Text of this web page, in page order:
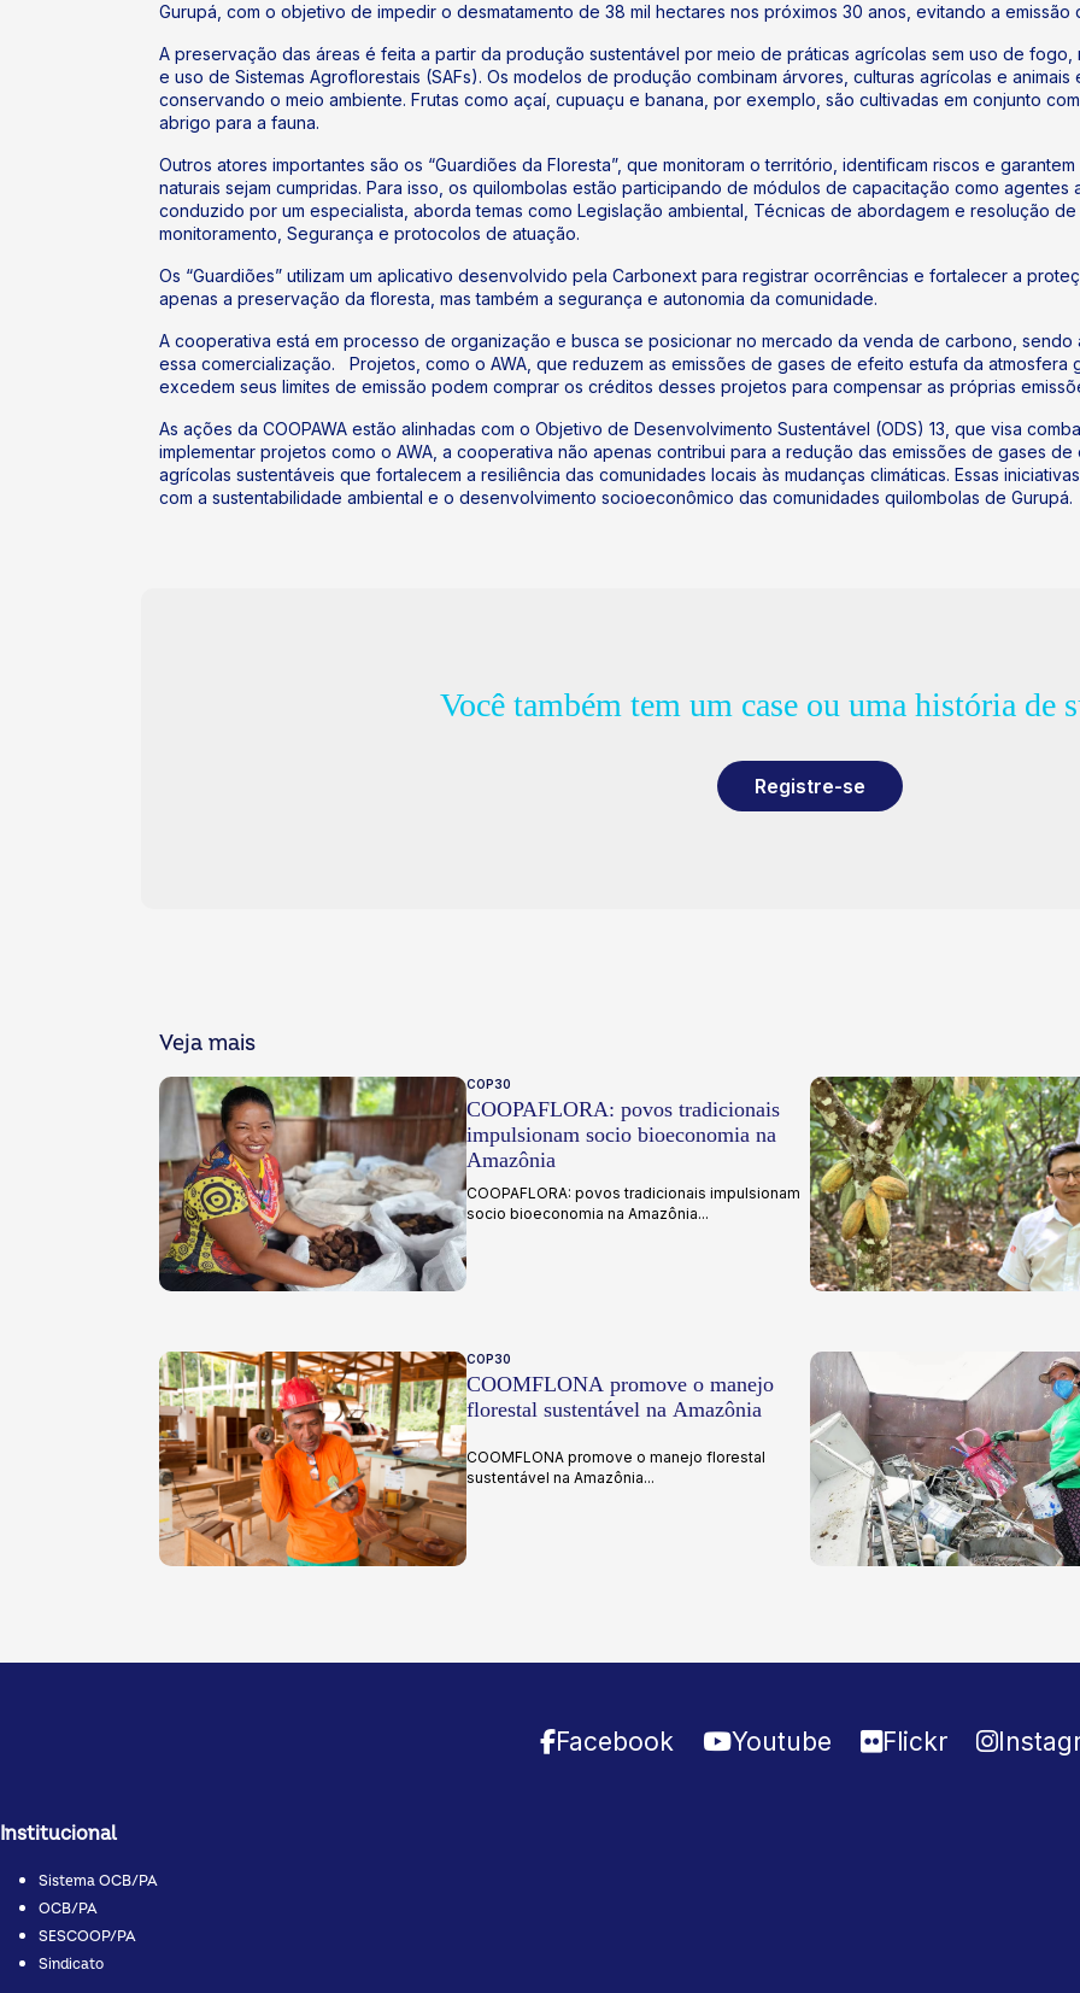
Gurupá, com o objetivo de impedir o desmatamento de 38 mil hectares nos próximos 30 anos, evitando a
A preservação das áreas é feita a partir da produção sustentável por meio de práticas agrícolas sem uso de
e uso de Sistemas Agroflorestais (SAFs). Os modelos de produção combinam árvores, culturas agrícolas e
conservando o meio ambiente. Frutas como açaí, cupuaçu e banana, por exemplo, são cultivadas em conjunto
abrigo para a fauna.
Outros atores importantes são os “Guardiões da Floresta”, que monitoram o território, identificam riscos e
naturais sejam cumpridas. Para isso, os quilombolas estão participando de módulos de capacitação como agentes
conduzido por um especialista, aborda temas como Legislação ambiental, Técnicas de abordagem e resolução
monitoramento, Segurança e protocolos de atuação.
Os “Guardiões” utilizam um aplicativo desenvolvido pela Carbonext para registrar ocorrências e fortalecer a
apenas a preservação da floresta, mas também a segurança e autonomia da comunidade.
A cooperativa está em processo de organização e busca se posicionar no mercado da venda de carbono,
essa comercialização. Projetos, como o AWA, que reduzem as emissões de gases de efeito estufa da atmosfera
excedem seus limites de emissão podem comprar os créditos desses projetos para compensar as próprias
As ações da COOPAWA estão alinhadas com o Objetivo de Desenvolvimento Sustentável (ODS) 13, que visa
implementar projetos como o AWA, a cooperativa não apenas contribui para a redução das emissões de gases
agrícolas sustentáveis que fortalecem a resiliência das comunidades locais às mudanças climáticas. Essas
com a sustentabilidade ambiental e o desenvolvimento socioeconômico das comunidades quilombolas de Gurupá.
Você também tem um case ou uma história de
Registre-se
Veja mais
COP30
COOPAFLORA: povos tradicionais
impulsionam socio bioeconomia na
Amazônia
COOPAFLORA: povos tradicionais impulsionam
socio bioeconomia na Amazônia...
COP30
COOMFLONA promove o manejo
florestal sustentável na Amazônia
COOMFLONA promove o manejo florestal
sustentável na Amazônia...
Facebook Youtube Flickr
Institucional
Sistema OCB/PA
OCB/PA
SESCOOP/PA
Sindicato